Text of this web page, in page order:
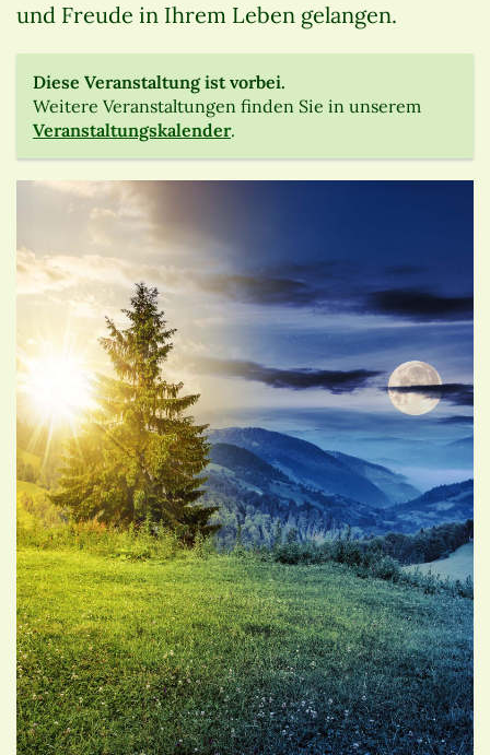
und Freude in Ihrem Leben gelangen.
Diese Veranstaltung ist vorbei.
Weitere Veranstaltungen finden Sie in unserem
Veranstaltungskalender.